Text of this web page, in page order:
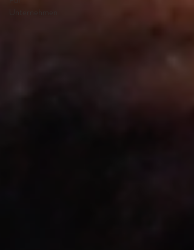
Unternehmen